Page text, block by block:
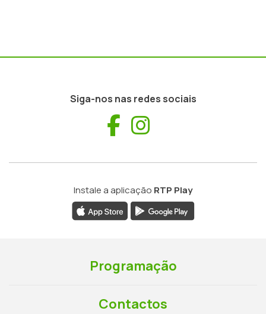
Siga-nos nas redes sociais
Facebook
Instale a aplicação RTP Play
Programação
Contactos